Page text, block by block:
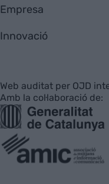
Empresa
Innovació
Web auditat per OJD
Amb la col·laboració de: